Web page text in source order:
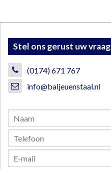
Stel ons gerust uw vraag
(0174) 671 767
info@baljeuenstaal.nl